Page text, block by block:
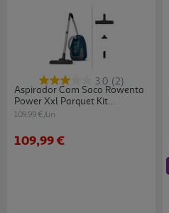
3.0 (2)
Aspirador Com Saco Rowenta
Power Xxl Parquet Kit
Ro3126ea 900 W 4.5 L
109.99 €/un
109,99 €